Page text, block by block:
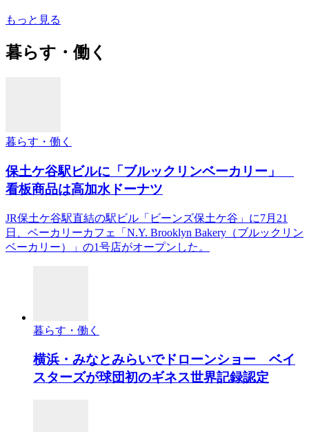
もっと見る
暮らす・働く
暮らす・働く
保土ケ谷駅ビルに「ブルックリンベーカリー」
看板商品は高加水ドーナツ
JR保土ケ谷駅直結の駅ビル「ビーンズ保土ケ谷」に7月21
日、ベーカリーカフェ「N.Y. Brooklyn Bakery（ブルックリン
ベーカリー）」の1号店がオープンした。
暮らす・働く
横浜・みなとみらいでドローンショー ベイ
スターズが球団初のギネス世界記録認定